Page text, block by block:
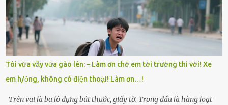
Trí là học sinh giỏi toàn huyện, học lớp 12 nhưng đã biết làm ruộng,
làm thuê, biết đi cày thuê từ 4h sáng rồi lại tất tả về đi học. Người
trong làng thương lắm, bảo: “Thằng Trí học giỏi mà hiền, sau này
nên ông này bà nọ đó!” Trí có ba cô em gái: Mai, Lan và Hương – ba
cái tên mẹ đặt lúc còn sống, mong tụi nhỏ sau này như hoa mai nở
giữa mùa đông. Nhưng hoa có đẹp mấy cũng cần đất màu, mà nhà
thì chỉ toàn đất sỏi đá và khốn khó. Năm đó, Trí đỗ Đại học Bách
Khoa Hà...
Tôi vừa vẫy vừa gào lên: – Làm ơn chở em tới trường thi với! Xe
em h/ỏng, không có điện thoại! Làm ơn…!
Trên vai là ba lô đựng bút thước, giấy tờ. Trong đầu là hàng loạt